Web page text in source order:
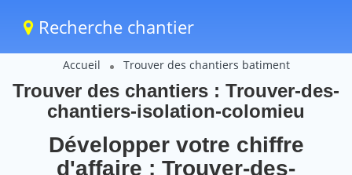
Recherche chantier
Accueil Trouver des chantiers batiment
Trouver des chantiers : Trouver-des-
chantiers-isolation-colomieu
Développer votre chiffre
d'affaire : Trouver-des-